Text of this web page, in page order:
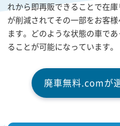
れから即再販できることで在
が削減されてその一部をお客
ます。どのような状態の車で
ることが可能になっています。
廃車無料.comが